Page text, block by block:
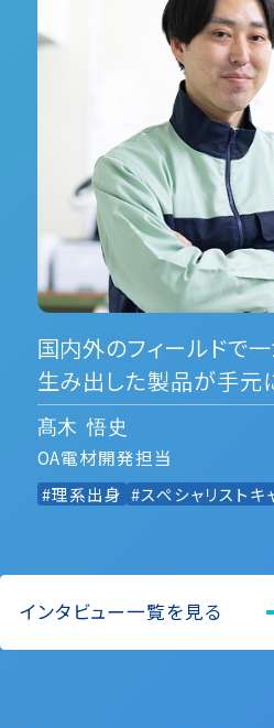
国内外のフィールドで一
生み出した製品が手元
髙木 悟史
OA電材開発担当
#理系出身 #スペシャリストキ
インタビュー一覧を見る